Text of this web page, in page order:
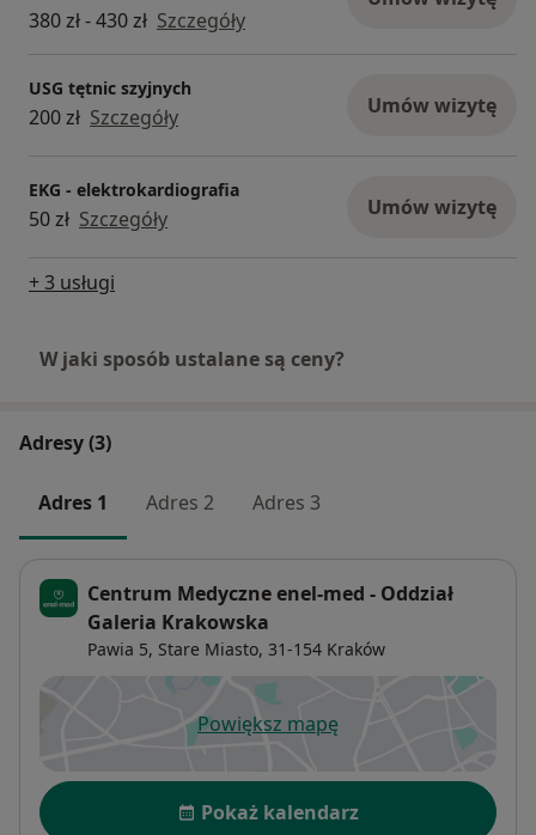
380 zł - 430 zł Szczegóły
USG tętnic szyjnych
200 zł Szczegóły Umów wizytę
EKG - elektrokardiografia
50 zł Szczegóły Umów wizytę
+ 3 usługi
W jaki sposób ustalane są ceny?
Adresy (3)
Adres 1 Adres 2 Adres 3
Centrum Medyczne enel-med - Oddział
Galeria Krakowska
Pawia 5, Stare Miasto, 31-154 Kraków
Powiększ mapęotwiera się w nowej karcie
Dostępność
Pokaż kalendarz